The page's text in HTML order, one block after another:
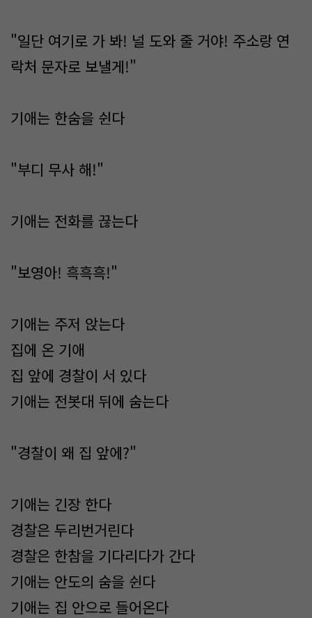
"일단 여기로 가 봐! 널 도와 줄 거야! 주소랑 연
락처 문자로 보낼게!"
기애는 한숨을 쉰다
"부디 무사 해!"
기애는 전화를 끊는다
"보영아! 흑흑흑!"
기애는 주저 앉는다
집에 온 기애
집 앞에 경찰이 서 있다
기애는 전봇대 뒤에 숨는다
"경찰이 왜 집 앞에?"
기애는 긴장 한다
경찰은 두리번거린다
경찰은 한참을 기다리다가 간다
기애는 안도의 숨을 쉰다
기애는 집 안으로 들어온다